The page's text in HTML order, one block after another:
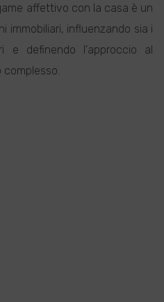
affettivo con la casa è un
immobiliari, influenzando sia i
e definendo l'approccio al
complesso.